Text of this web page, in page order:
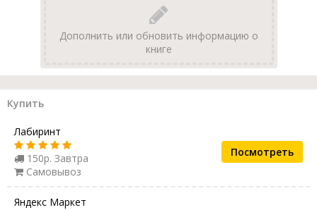
Дополнить или обновить информацию о
книге
Купить
Лабиринт
150р. Завтра
Самовывоз
Посмотреть
Яндекс Маркет